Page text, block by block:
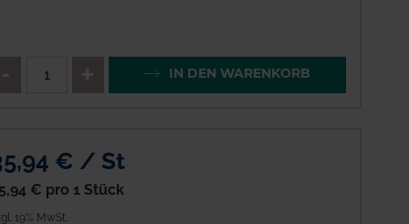
QTY_CONTROL_DECREASE
IN DEN WARENKORB
€ / St
€ pro 1 Stück
19% MwSt.